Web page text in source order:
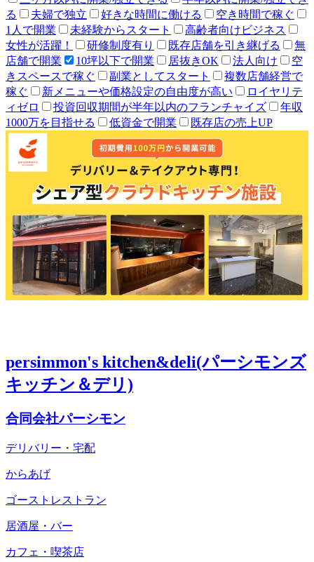
る
夫婦で独立 好きな時間に働ける
空き時間で稼ぐ
1人で開業
未経験からスタート
高齢者向けビジネス
女性が活躍！
研修制度有り 既存店舗を引き継げる
無
店舗で開業
10坪以下で開業 居抜きOK 法人向け
空
きスペースで稼ぐ
副業としてスタート
複数店舗経営で
稼ぐ
新メニューや価格設定の自由度が高い
ロイヤリテ
ィゼロ
投資回収期間が半年以内のフランチャイズ
年収
1000万を目指せる
低資金で開業 既存店の売上UP
persimmon's kitchen&deli(パーシモンズ
キッチン＆デリ)
合同会社パーシモン
デリバリー・宅配
からあげ
ゴーストレストラン
居酒屋・バー
カフェ・喫茶店